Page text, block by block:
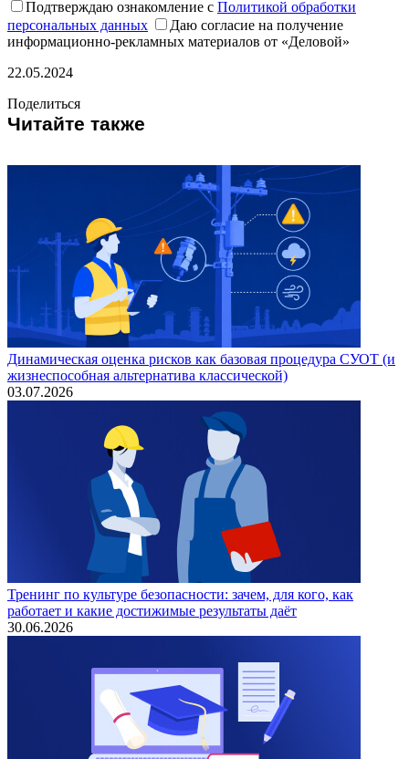
Подтверждаю ознакомление с Политикой обработки
персональных данных
Даю согласие на получение
информационно-рекламных материалов от «Деловой»
22.05.2024
Поделиться
Читайте также
Динамическая оценка рисков как базовая процедура СУОТ (и
жизнеспособная альтернатива классической)
03.07.2026
Тренинг по культуре безопасности: зачем, для кого, как
работает и какие достижимые результаты даёт
30.06.2026